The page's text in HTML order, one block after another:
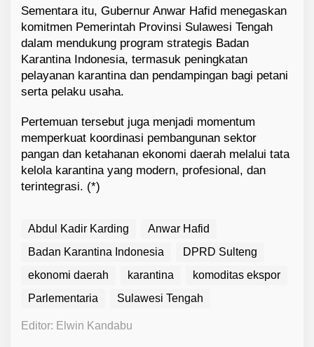
Sementara itu, Gubernur Anwar Hafid menegaskan
komitmen Pemerintah Provinsi Sulawesi Tengah
dalam mendukung program strategis Badan
Karantina Indonesia, termasuk peningkatan
pelayanan karantina dan pendampingan bagi petani
serta pelaku usaha.
Pertemuan tersebut juga menjadi momentum
memperkuat koordinasi pembangunan sektor
pangan dan ketahanan ekonomi daerah melalui tata
kelola karantina yang modern, profesional, dan
terintegrasi. (*)
Abdul Kadir Karding
Anwar Hafid
Badan Karantina Indonesia
DPRD Sulteng
ekonomi daerah
karantina
komoditas ekspor
Parlementaria
Sulawesi Tengah
Editor: Elwin Kandabu